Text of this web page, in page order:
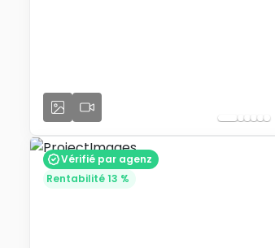
Vérifié par agenz
Rentabilité 13 %